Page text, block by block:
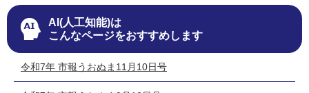
AI(人工知能)は
こんなページをおすすめします
令和7年 市報うおぬま11月10日号